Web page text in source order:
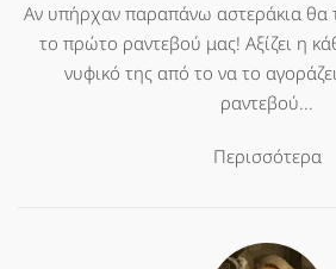
Αν υπήρχαν παραπάνω αστεράκια θα
το πρώτο ραντεβού μας! Αξίζει η
νυφικό της από το να το
ραντεβού...
Περισσότερα